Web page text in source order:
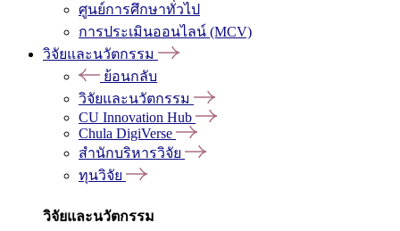
ศูนย์การศึกษาทั่วไป
การประเมินออนไลน์ (MCV)
วิจัยและนวัตกรรม
ย้อนกลับ
วิจัยและนวัตกรรม
CU Innovation Hub
Chula DigiVerse
สำนักบริหารวิจัย
ทุนวิจัย
วิจัยและนวัตกรรม